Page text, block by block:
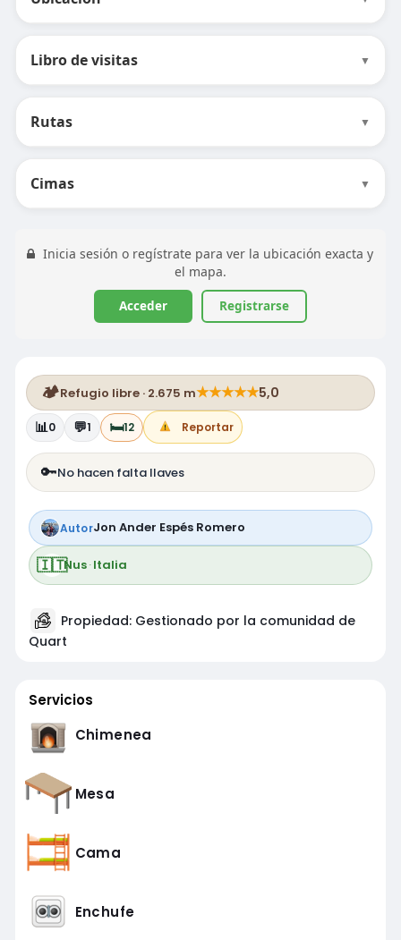
Libro de visitas ▼
Rutas ▼
Cimas ▼
Inicia sesión o regístrate para ver la ubicación exacta y
el mapa.
Acceder Registrarse
🏕️Refugio libre · 2.675 m★★★★★5,0
📊0 💬1 🛏️12 Reportar
🔑No hacen falta llaves
AutorJon Ander Espés Romero
🇮🇹Nus·Italia
Propiedad: Gestionado por la comunidad de
Quart
Servicios
Chimenea
Mesa
Cama
Enchufe